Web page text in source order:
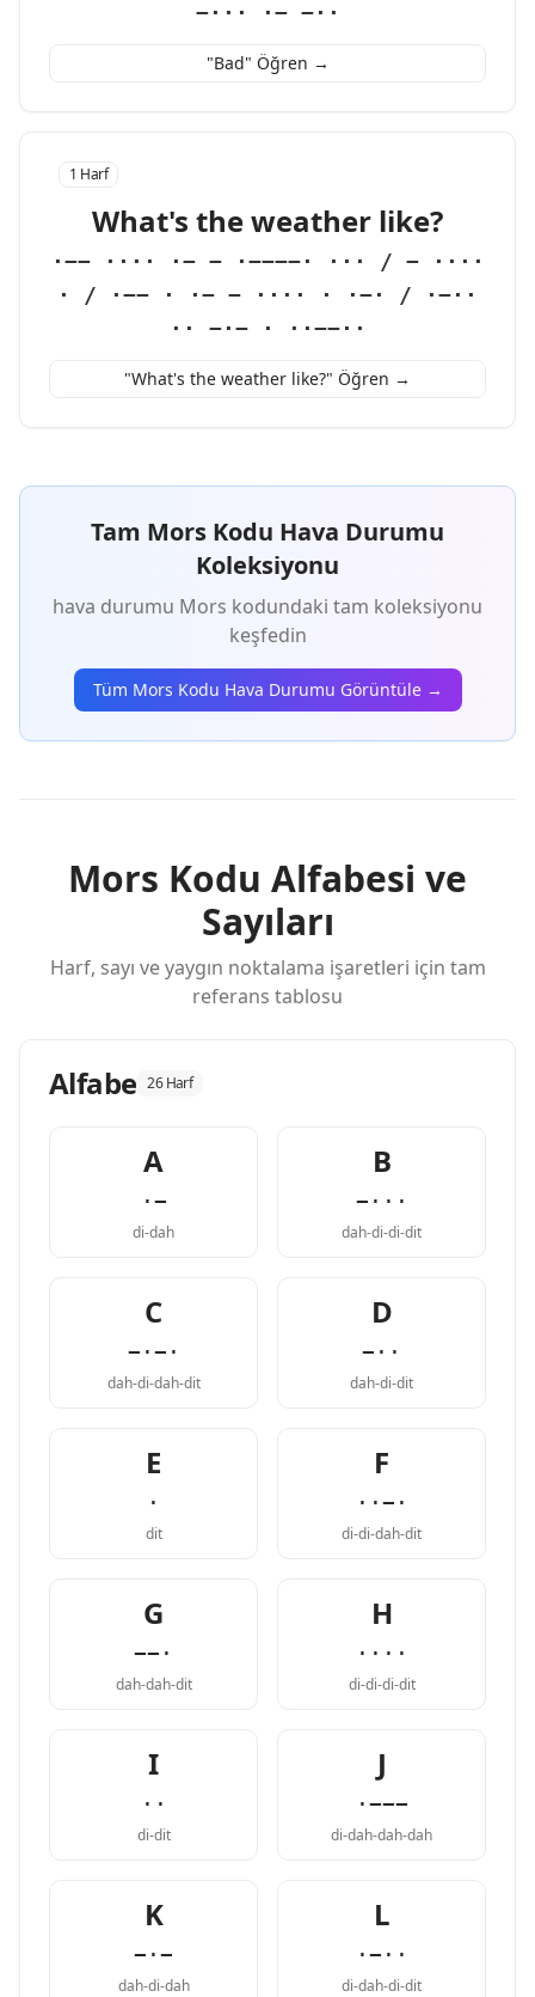
−··· ·− −··
"Bad" Öğren →
1 Harf
What's the weather like?
·−− ···· ·− − ·−−−−· ··· / − ····
· / ·−− · ·− − ···· · ·−· / ·−··
·· −·− · ··−−··
"What's the weather like?" Öğren →
Tam Mors Kodu Hava Durumu
Koleksiyonu
hava durumu Mors kodundaki tam koleksiyonu
keşfedin
Tüm Mors Kodu Hava Durumu Görüntüle →
Mors Kodu Alfabesi ve
Sayıları
Harf, sayı ve yaygın noktalama işaretleri için tam
referans tablosu
Alfabe 26 Harf
A
·−
di-dah
B
−···
dah-di-di-dit
C
−·−·
dah-di-dah-dit
D
−··
dah-di-dit
E
·
dit
F
··−·
di-di-dah-dit
G
−−·
dah-dah-dit
H
····
di-di-di-dit
I
··
di-dit
J
·−−−
di-dah-dah-dah
K
−·−
dah-di-dah
L
·−··
di-dah-di-dit